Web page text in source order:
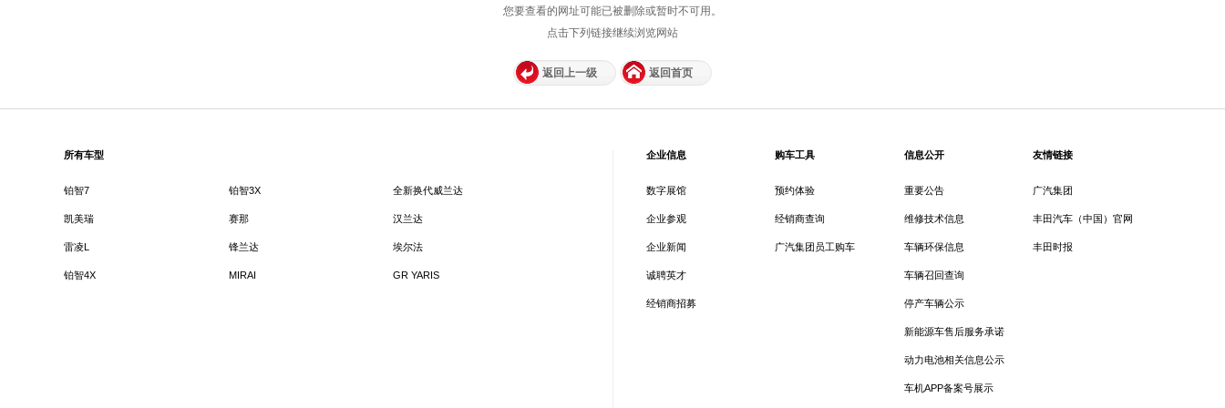
您要查看的网址可能已被删除或暂时不可用。
点击下列链接继续浏览网站
返回上一级 返回首页
所有车型
铂智7 铂智3X 全新换代威兰达
凯美瑞 赛那 汉兰达
雷凌L 锋兰达 埃尔法
铂智4X MIRAI GR YARIS
企业信息
数字展馆
企业参观
企业新闻
诚聘英才
经销商招募
购车工具
预约体验
经销商查询
广汽集团员工购车
信息公开
重要公告
维修技术信息
车辆环保信息
车辆召回查询
停产车辆公示
新能源车售后服务承诺
动力电池相关信息公示
车机APP备案号展示
友情链接
广汽集团
丰田汽车（中国）官网
丰田时报